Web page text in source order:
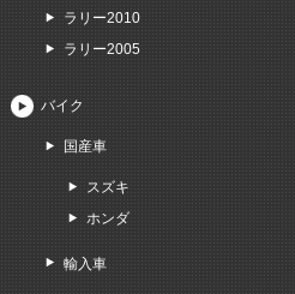
ラリー2010
ラリー2005
バイク
国産車
スズキ
ホンダ
輸入車